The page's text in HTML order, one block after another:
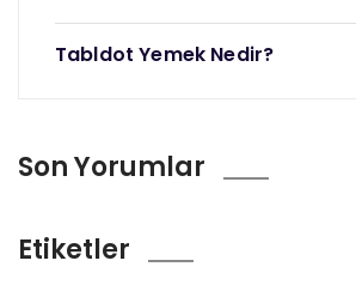
Tabldot Yemek Nedir?
Son Yorumlar
Etiketler